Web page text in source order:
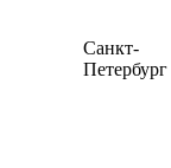
Санкт-
Петербург